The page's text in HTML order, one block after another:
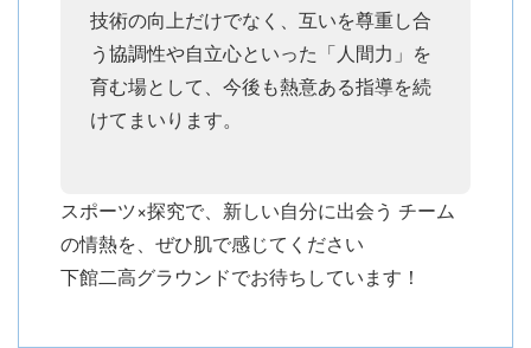
技術の向上だけでなく、互いを尊重し合
う協調性や自立心といった「人間力」を
育む場として、今後も熱意ある指導を続
けてまいります。
スポーツ×探究で、新しい自分に出会う チーム
の情熱を、ぜひ肌で感じてください
下館二高グラウンドでお待ちしています！